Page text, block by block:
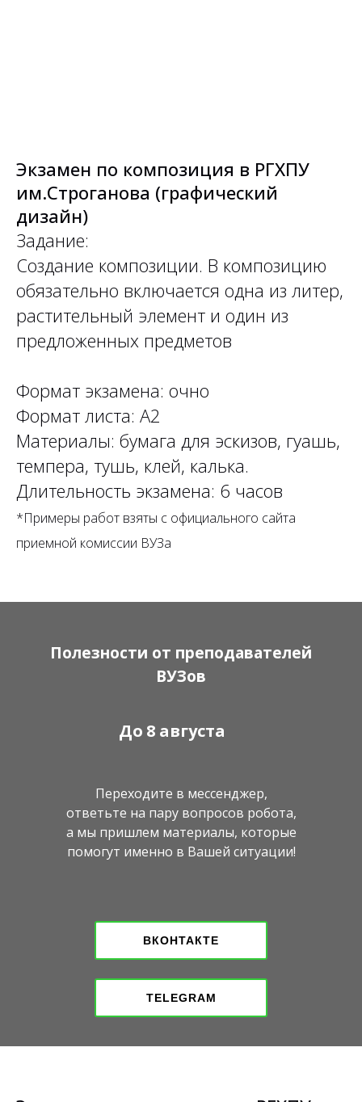
Экзамен по композиция в РГХПУ
им.Строганова (графический
дизайн)
Задание:
Создание композиции. В композицию
обязательно включается одна из литер,
растительный элемент и один из
предложенных предметов
Формат экзамена: очно
Формат листа: А2
Материалы: бумага для эскизов, гуашь,
темпера, тушь, клей, калька.
Длительность экзамена: 6 часов
*Примеры работ взяты с официального сайта
приемной комиссии ВУЗа
Полезности от преподавателей
ВУЗов
Переходите в мессенджер,
ответьте на пару вопросов робота,
а мы пришлем материалы, которые
помогут именно в Вашей ситуации!
ВКОНТАКТЕ
8 августа
До
TELEGRAM